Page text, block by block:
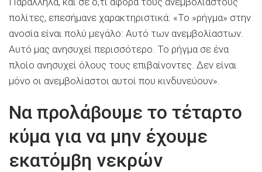
πολίτες, επεσήμανε χαρακτηριστικά: «Το »ρήγμα» στην
ανοσία είναι πολύ μεγάλο: Αυτό των ανεμβολίαστων.
Αυτό μας ανησυχεί περισσότερο. Το ρήγμα σε ένα
πλοίο ανησυχεί όλους τους επιβαίνοντες. Δεν είναι
μόνο οι ανεμβολίαστοι αυτοί που κινδυνεύουν».
Να προλάβουμε το τέταρτο
κύμα για να μην έχουμε
εκατόμβη νεκρών